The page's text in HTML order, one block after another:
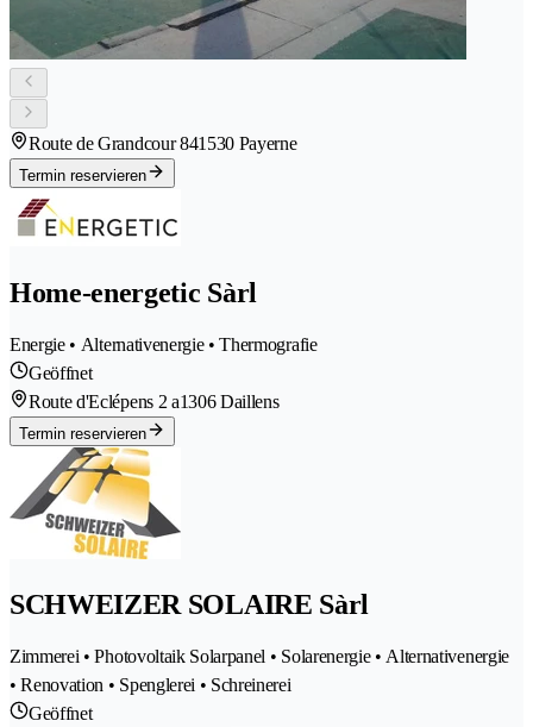
Route de Grandcour 841530 Payerne
Termin reservieren
Home-energetic Sàrl
Energie • Alternativenergie • Thermografie
Geöffnet
Route d'Eclépens 2 a1306 Daillens
Termin reservieren
SCHWEIZER SOLAIRE Sàrl
Zimmerei • Photovoltaik Solarpanel • Solarenergie • Alternativenergie
• Renovation • Spenglerei • Schreinerei
Geöffnet